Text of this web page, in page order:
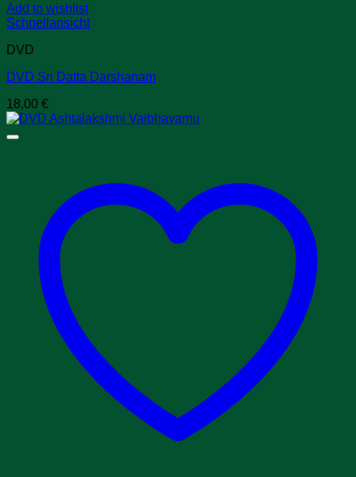
Add to wishlist
Schnellansicht
DVD
DVD Sri Datta Darshanam
18,00 €